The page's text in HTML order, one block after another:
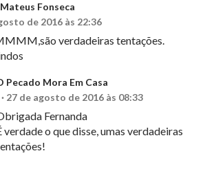
Fonseca
de 2016 às 22:36
verdadeiras tentações.
Pecado Mora Em Casa
27 de agosto de 2016 às 08:33
Fernanda
verdade o que disse, umas verdadeiras